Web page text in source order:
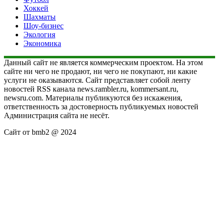
Хоккей
Шахматы
Шоу-бизнес
Экология
Экономика
Данный сайт не является коммерческим проектом. На этом
сайте ни чего не продают, ни чего не покупают, ни какие
услуги не оказываются. Сайт представляет собой ленту
новостей RSS канала news.rambler.ru, kommersant.ru,
newsru.com. Материалы публикуются без искажения,
ответственность за достоверность публикуемых новостей
Администрация сайта не несёт.
Сайт от bmb2 @ 2024